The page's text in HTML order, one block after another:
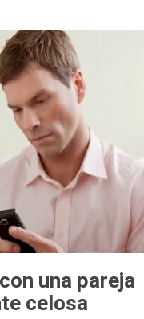
una pareja
celosa